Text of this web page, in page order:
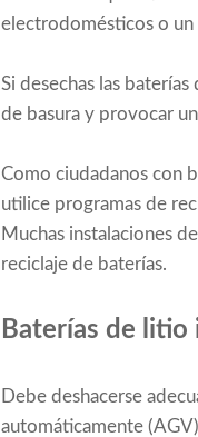
electrodomésticos o un
Si desechas las
de basura y provocar
Como ciudadanos con
utilice programas de
Muchas instalaciones
reciclaje de baterías.
Baterías de litio
Debe deshacerse
automáticamente